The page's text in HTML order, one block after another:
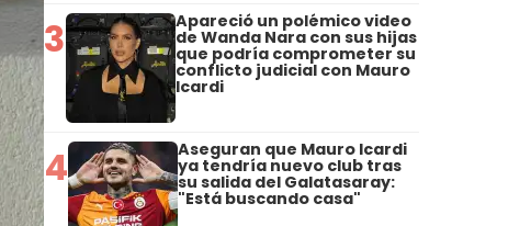
3 Apareció un polémico video
de Wanda Nara con sus hijas
que podría comprometer su
conflicto judicial con Mauro
Icardi
4 Aseguran que Mauro Icardi
ya tendría nuevo club tras
su salida del Galatasaray:
"Está buscando casa"